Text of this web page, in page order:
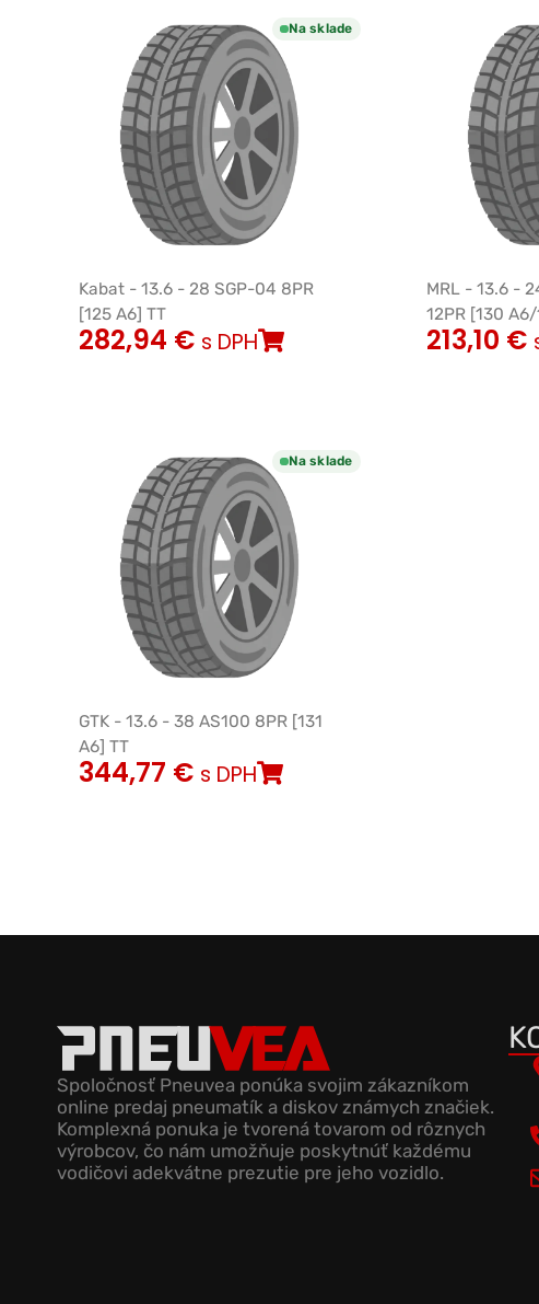
Na sklade
Kabat - 13.6 - 28 SGP-04 8PR
[125 A6] TT
282,94 € s DPH
MRL - 13.6 -
12PR [130
213,10 €
Na sklade
GTK - 13.6 - 38 AS100 8PR [131
A6] TT
344,77 € s DPH
Spoločnosť Pneuvea ponúka svojim zákazníkom
online predaj pneumatík a diskov známych značiek.
Komplexná ponuka je tvorená tovarom od rôznych
výrobcov, čo nám umožňuje poskytnúť každému
vodičovi adekvátne prezutie pre jeho vozidlo.